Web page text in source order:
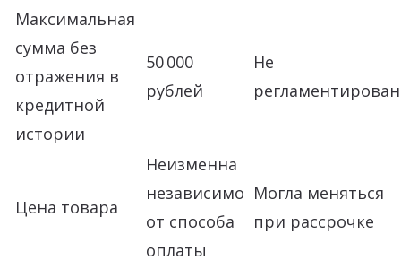
Максимальная
сумма без
отражения в
кредитной
истории
50 000
рублей
Не
Цена товара
Неизменна
независимо
от способа
оплаты
Могла меняться
при рассрочке